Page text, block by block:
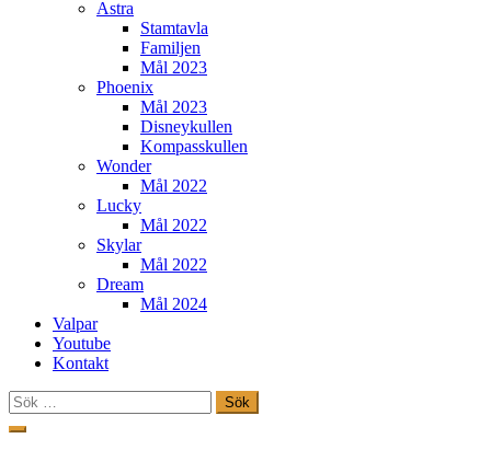
Astra
Stamtavla
Familjen
Mål 2023
Phoenix
Mål 2023
Disneykullen
Kompasskullen
Wonder
Mål 2022
Lucky
Mål 2022
Skylar
Mål 2022
Dream
Mål 2024
Valpar
Youtube
Kontakt
Sök
efter:
Hoppa